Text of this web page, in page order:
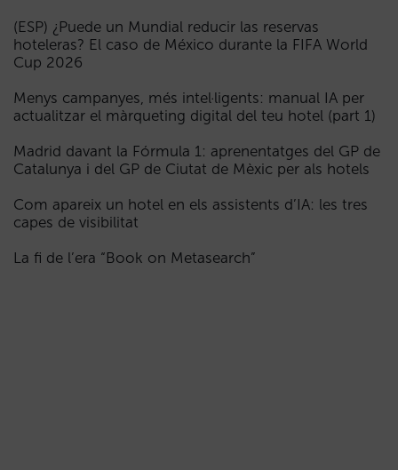
(ESP) ¿Puede un Mundial reducir las reservas
hoteleras? El caso de México durante la FIFA World
Cup 2026
Menys campanyes, més intel·ligents: manual IA per
actualitzar el màrqueting digital del teu hotel (part 1)
Madrid davant la Fórmula 1: aprenentatges del GP de
Catalunya i del GP de Ciutat de Mèxic per als hotels
Com apareix un hotel en els assistents d’IA: les tres
capes de visibilitat
La fi de l’era “Book on Metasearch”